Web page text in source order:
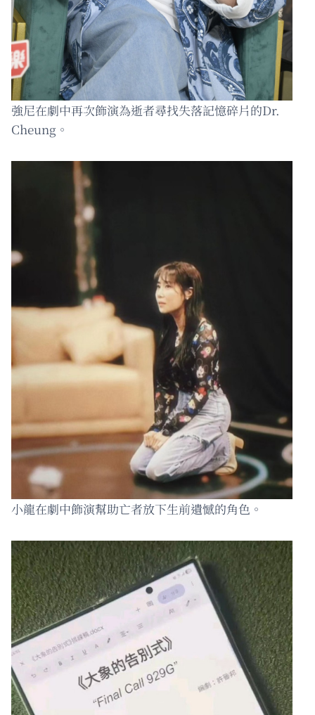
強尼在劇中再次飾演為逝者尋找失落記憶碎片的Dr.
Cheung。
小龍在劇中飾演幫助亡者放下生前遺憾的角色。